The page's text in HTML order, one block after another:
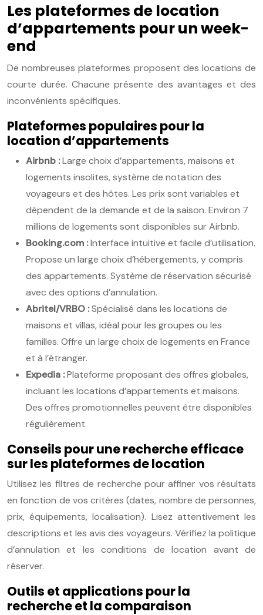
Les plateformes de location
d’appartements pour un week-
end
De nombreuses plateformes proposent des locations de
courte durée. Chacune présente des avantages et des
inconvénients spécifiques.
Plateformes populaires pour la
location d’appartements
Airbnb :Large choix d’appartements, maisons et
logements insolites, système de notation des
voyageurs et des hôtes. Les prix sont variables et
dépendent de la demande et de la saison. Environ 7
millions de logements sont disponibles sur Airbnb.
Booking.com :Interface intuitive et facile d’utilisation.
Propose un large choix d’hébergements, y compris
des appartements. Système de réservation sécurisé
avec des options d’annulation.
Abritel/VRBO :Spécialisé dans les locations de
maisons et villas, idéal pour les groupes ou les
familles. Offre un large choix de logements en France
et à l’étranger.
Expedia :Plateforme proposant des offres globales,
incluant les locations d’appartements et maisons.
Des offres promotionnelles peuvent être disponibles
régulièrement.
Conseils pour une recherche efficace
sur les plateformes de location
Utilisez les filtres de recherche pour affiner vos résultats
en fonction de vos critères (dates, nombre de personnes,
prix, équipements, localisation). Lisez attentivement les
descriptions et les avis des voyageurs. Vérifiez la politique
d’annulation et les conditions de location avant de
réserver.
Outils et applications pour la
recherche et la comparaison